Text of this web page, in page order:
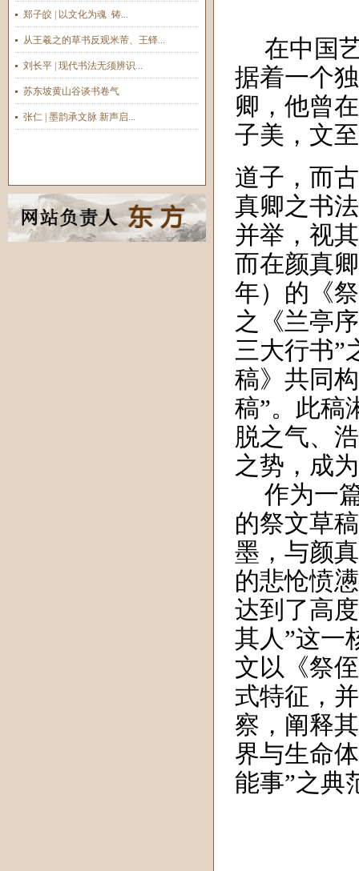
郑子皎 | 以文化为魂 铸...
从王羲之的草书反观米芾、王铎...
刘长平 | 现代书法无须辨识...
苏东坡黄山谷谈书卷气
张仁 | 墨韵承文脉 新声启...
在中国
据着一个
卿，他曾
子美，文
道子，而
真卿之书
并举，视
而在颜真
年）的《
之《兰亭
三大行书”
稿》共同
稿”。此稿
脱之气、
之势，成
作为一
的祭文草
墨，与颜
的悲怆愤
达到了高
其人”这一
文以《祭
式特征，
察，阐释
界与生命
能事”之典